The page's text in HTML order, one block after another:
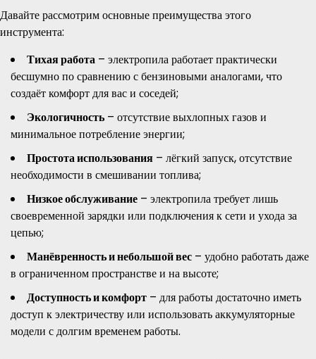
Давайте рассмотрим основные преимущества этого
инструмента:
Тихая работа – электропила работает практически
бесшумно по сравнению с бензиновыми аналогами, что
создаёт комфорт для вас и соседей;
Экологичность – отсутствие выхлопных газов и
минимальное потребление энергии;
Простота использования – лёгкий запуск, отсутствие
необходимости в смешивании топлива;
Низкое обслуживание – электропила требует лишь
своевременной зарядки или подключения к сети и ухода за
цепью;
Манёвренность и небольшой вес – удобно работать даже
в ограниченном пространстве и на высоте;
Доступность и комфорт – для работы достаточно иметь
доступ к электричеству или использовать аккумуляторные
модели с долгим временем работы.